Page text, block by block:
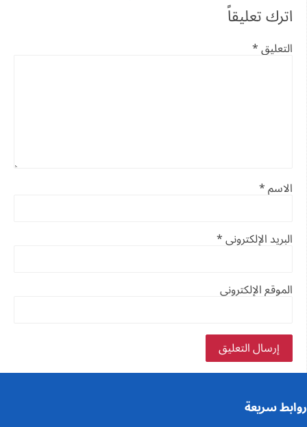
اترك تعليقاً
التعليق*
الاسم*
البريد الإلكتروني*
الموقع الإلكتروني
روابط سريعة